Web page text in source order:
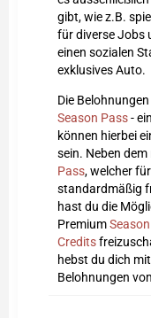
gibt, wie z.B.
für diverse Jobs
einen sozialen
exklusives Auto.
Die
Season Pass-
können hierbei
sein. Neben
Pass, welcher
standardmäßig
hast du die
Premium
Credits
hebst du dich
Belohnungen